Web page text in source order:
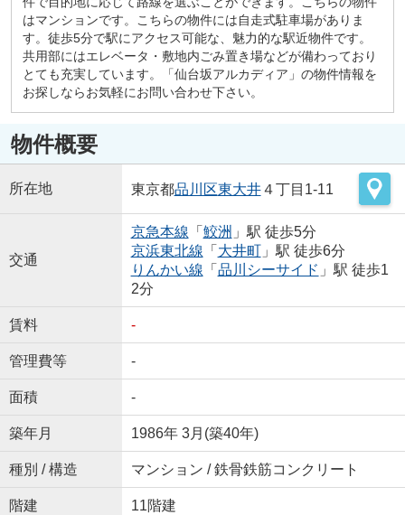
はマンションです。こちらの物件には自走式駐車場がありま
す。徒歩5分で駅にアクセス可能な、魅力的な駅近物件です。
共用部にはエレベータ・敷地内ごみ置き場などが備わっており
とても充実しています。「仙台坂アルカディア」の物件情報を
お探しならお気軽にお問い合わせ下さい。
物件概要
所在地 東京都品川区東大井４丁目1-11
交通
京急本線 「 鮫洲 」駅 徒歩5分
京浜東北線 「 大井町」駅 徒歩6分
りんかい線 「 品川シーサイド 」駅 徒歩1
2分
賃料 -
管理費等 -
面積 -
築年月 1986年 3月(築40年)
種別 / 構造 マンション / 鉄骨鉄筋コンクリート
階建 11階建